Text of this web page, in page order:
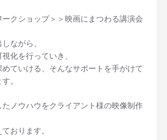
クショップ＞＞映画にまつわる講演会
ながら、
化を行っていき、
ていける、そんなサポートを手がけて
。
ノウハウをクライアント様の映像制作
おります。